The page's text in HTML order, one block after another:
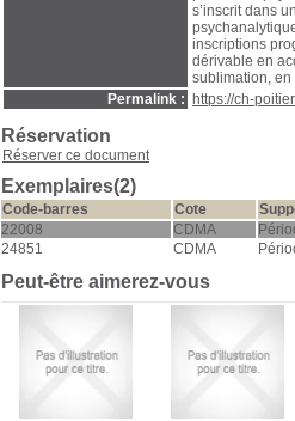
s’inscrit dans
inscriptions
dérivable en
sublimation, en
Permalink :
https://ch-
Réservation
Réserver ce document
Exemplaires(2)
Code-barres Cote
22008
CDMA
24851
CDMA
Peut-être aimerez-vous